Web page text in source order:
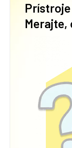
Prístroje